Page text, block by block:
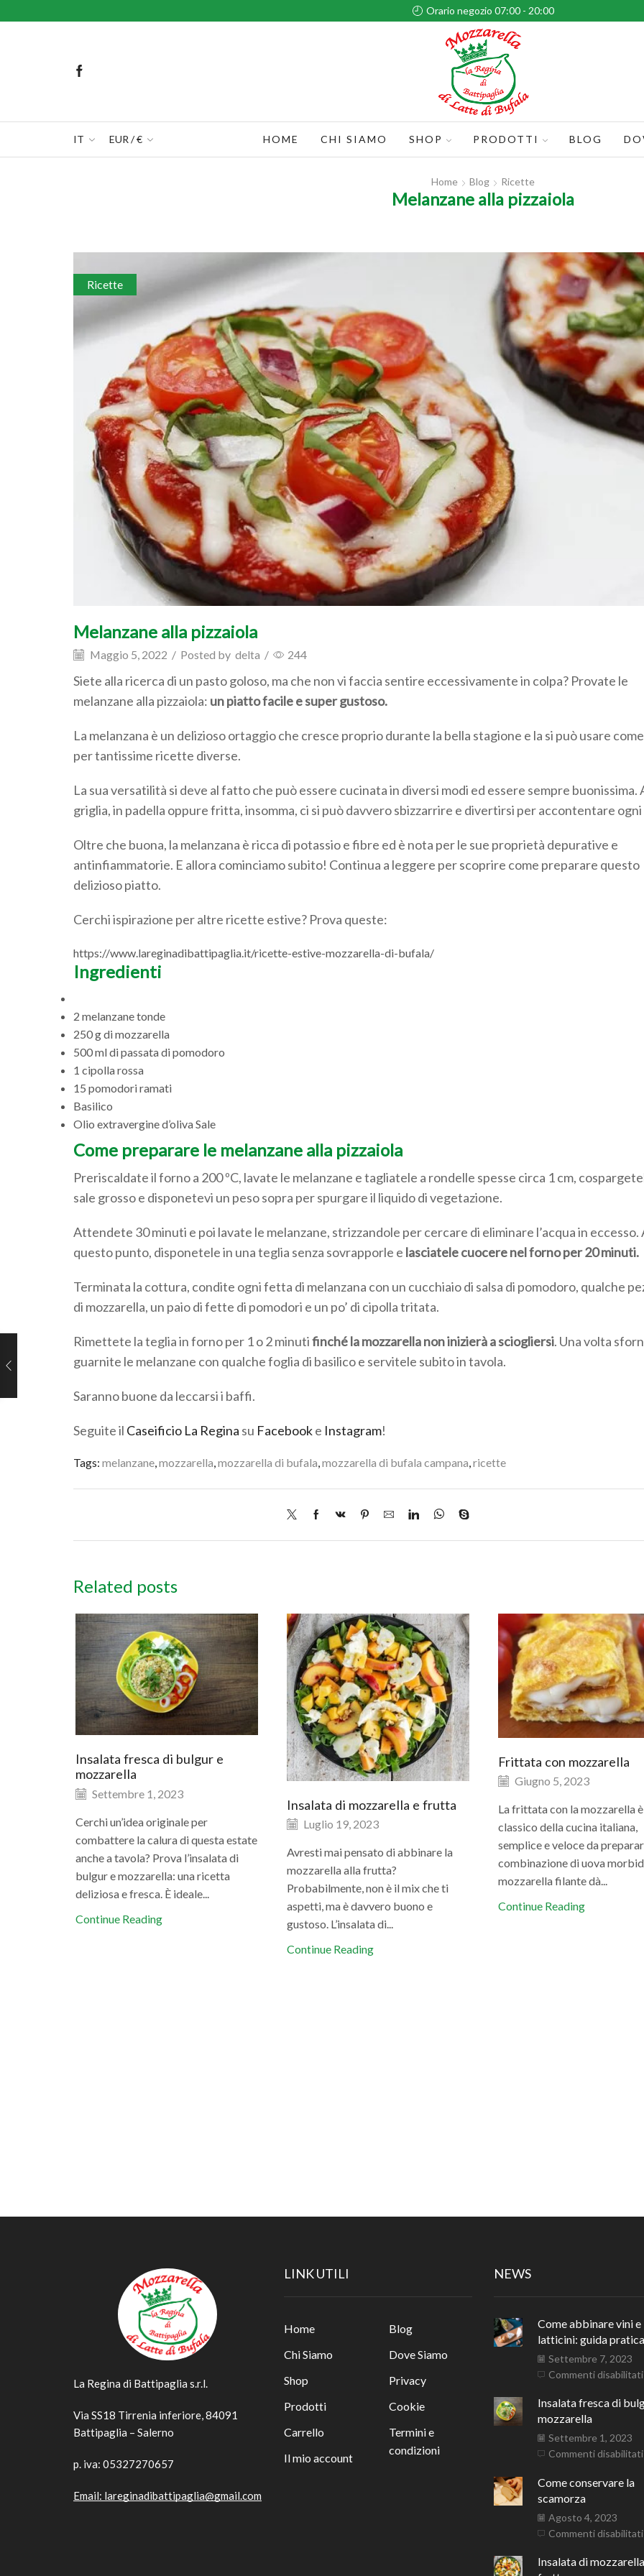
Orario negozio 07:00 - 20:00
IT EUR / € HOME CHI SIAMO SHOP PRODOTTI BLOG
Home Blog Ricette
Melanzane alla pizzaiola
Ricette
Melanzane alla pizzaiola
Maggio 5, 2022 / Posted by delta / 244
Siete alla ricerca di un pasto goloso, ma che non vi faccia sentire eccessivamente in colpa? Provate le
melanzane alla pizzaiola: un piatto facile e super gustoso.
La melanzana è un delizioso ortaggio che cresce proprio durante la bella stagione e la si può usare
per tantissime ricette diverse.
La sua versatilità si deve al fatto che può essere cucinata in diversi modi ed essere sempre buonissima.
griglia, in padella oppure fritta, insomma, ci si può davvero sbizzarrire e divertirsi per accontentare
Oltre che buona, la melanzana è ricca di potassio e fibre ed è nota per le sue proprietà depurative e
antinfiammatorie. E allora cominciamo subito! Continua a leggere per scoprire come preparare questo
delizioso piatto.
Cerchi ispirazione per altre ricette estive? Prova queste:
https://www.lareginadibattipaglia.it/ricette-estive-mozzarella-di-bufala/
Ingredienti
2 melanzane tonde
250 g di mozzarella
500 ml di passata di pomodoro
1 cipolla rossa
15 pomodori ramati
Basilico
Olio extravergine d’oliva Sale
Come preparare le melanzane alla pizzaiola
Preriscaldate il forno a 200 ºC, lavate le melanzane e tagliatele a rondelle spesse circa 1 cm,
sale grosso e disponetevi un peso sopra per spurgare il liquido di vegetazione.
Attendete 30 minuti e poi lavate le melanzane, strizzandole per cercare di eliminare l’acqua in eccesso.
questo punto, disponetele in una teglia senza sovrapporle e lasciatele cuocere nel forno per 20 minuti.
Terminata la cottura, condite ogni fetta di melanzana con un cucchiaio di salsa di pomodoro, qualche
di mozzarella, un paio di fette di pomodori e un po’ di cipolla tritata.
Rimettete la teglia in forno per 1 o 2 minutifinché la mozzarella non inizierà a sciogliersi. Una volta
guarnite le melanzane con qualche foglia di basilico e servitele subito in tavola.
Saranno buone da leccarsi i baffi.
Seguite il Caseificio La Regina su Facebooke Instagram!
Tags: melanzane,mozzarella,mozzarella di bufala,mozzarella di bufala campana,ricette
Related posts
Insalata fresca di bulgur e
mozzarella
Settembre 1, 2023
Cerchi un’idea originale per
combattere la calura di questa estate
anche a tavola? Prova l’insalata di
bulgur e mozzarella: una ricetta
deliziosa e fresca. È ideale...
Continue Reading
Insalata di mozzarella e frutta
Luglio 19, 2023
Avresti mai pensato di abbinare la
mozzarella alla frutta?
Probabilmente, non è il mix che ti
aspetti, ma è davvero buono e
gustoso. L’insalata di...
Continue Reading
Frittata con mozzarella
Giugno 5, 2023
La frittata con la mozzarella
classico della cucina italiana,
semplice e veloce da
combinazione di uova
mozzarella filante dà...
Continue Reading
La Regina di Battipaglia s.r.l.
Via SS18 Tirrenia inferiore, 84091
Battipaglia – Salerno
p. iva: 05327270657
Email: lareginadibattipaglia@gmail.com
LINK UTILI
Home
Chi Siamo
Shop
Prodotti
Carrello
Il mio account
Blog
Dove Siamo
Privacy
Cookie
Termini e
condizioni
NEWS
Come abbinare vini e
latticini: guida pratica
Settembre 7, 2023
Commenti disabilitati
Insalata fresca di
mozzarella
Settembre 1, 2023
Commenti disabilitati
e
Come conservare la
scamorza
Agosto 4, 2023
Commenti disabilitati
Insalata di